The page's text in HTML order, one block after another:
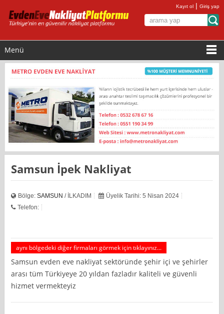
Kayıt ol |Giriş yap
Menü
Samsun İpek Nakliyat
Bölge:SAMSUN / İLKADIM
Üyelik Tarihi: 5 Nisan 2024
Telefon:
aynı bölgedeki diğer firmaları görmek için tıklayınız...
Samsun evden eve nakliyat sektöründe şehir içi ve şehirler
arası tüm Türkiyeye 20 yıldan fazladır kaliteli ve güvenli
hizmet vermekteyiz